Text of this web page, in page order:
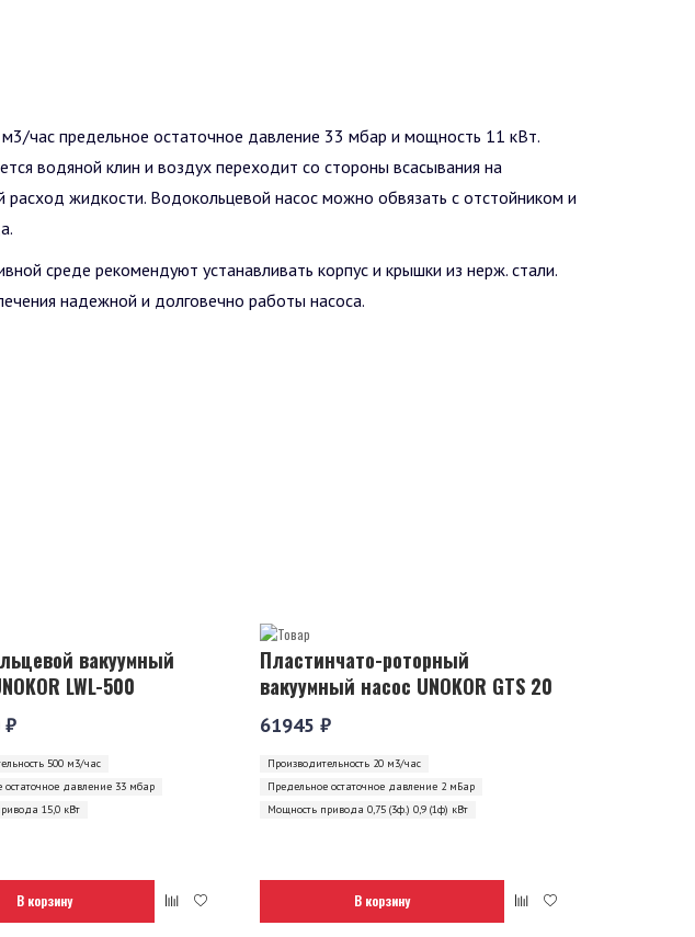
час предельное остаточное давление 33 мбар и мощность 11 кВт.
водяной клин и воздух переходит со стороны всасывания на
жидкости. Водокольцевой насос можно обвязать с отстойником и
среде рекомендуют устанавливать корпус и крышки из нерж. стали.
надежной и долговечно работы насоса.
вакуумный
LWL-500
₽
500 м3/час
остаточное давление 33 мбар
15,0 кВт
В корзину
Пластинчато-роторный
вакуумный насос UNOKOR GTS 20
61945 ₽
Производительность 20 м3/час
Предельное остаточное давление 2 мБар
Мощность привода 0,75 (3ф.) 0,9 (1ф) кВт
В корзину